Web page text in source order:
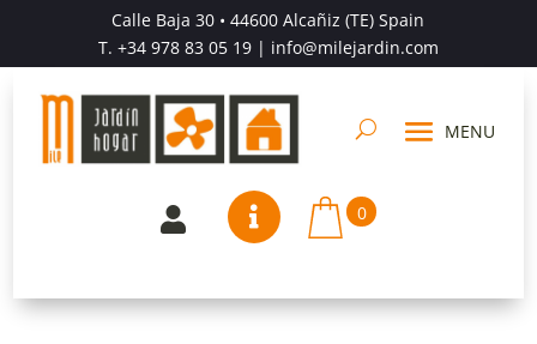
Calle Baja 30 • 44600 Alcañiz (TE) Spain
T. +34 978 83 05 19| info@milejardin.com
  0